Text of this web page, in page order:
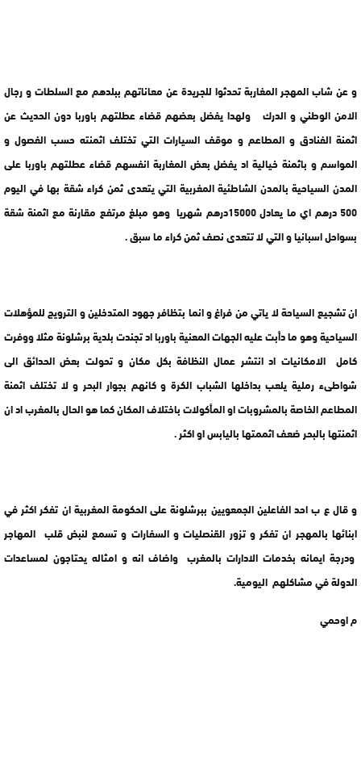
و عن شاب المهجر المغاربة تحدثوا للجريدة عن معاناتهم ببلدهم مع السلطات و رجال
الامن الوطني و الدرك ولهدا يفضل بعضهم قضاء عطلتهم باوربا دون الحديث عن
اثمنة الفنادق و المطاعم و موقف السيارات التي تختلف اثمنته حسب الفصول و
المواسم و باثمنة خيالية اد يفضل بعض المغاربة انفسهم قضاء عطلتهم باوربا على
المدن السياحية بالمدن الشاطئية المغربية التي يتعدى ثمن كراء شقة بها في اليوم
500 درهم اي ما يعادل 15000درهم شهريا وهو مبلغ مرتفع مقارنة مع اثمنة شقة
بسواحل اسبانيا و التي لا تتعدى نصف ثمن كراء ما سبق .
ان تشجيع السياحة لا ياتي من فراغ و انما بتظافر جهود المتدخلين و الترويج للمؤهلات
السياحية وهو ما دأبت عليه الجهات المعنية باوربا اد تجندت بلدية برشلونة مثلا ووفرت
كامل الامكانيات اد انتشر عمال النظافة بكل مكان و تحولت بعض الحدائق الى
شواطىء رملية يلعب بداخلها الشباب الكرة و كانهم بجوار البحر و لا تختلف اثمنة
المطاعم الخاصة بالمشروبات او المأكولات باختلاف المكان كما هو الحال بالمغرب اد ان
اثمنتها بالبحر ضعف اثممتها باليابس او اكثر .
و قال ع ب احد الفاعلين الجمعويين ببرشلونة على الحكومة المغربية ان تفكر اكثر في
ابنائها بالمهجر ان تفكر و تزور القنصليات و السفارات و تسمع لنبض قلب المهاجر
ودرجة ايمانه بخدمات الادارات بالمغرب واضاف انه و امثاله يحتاجون لمساعدات
الدولة في مشاكلهم اليومية.
م اوحمي